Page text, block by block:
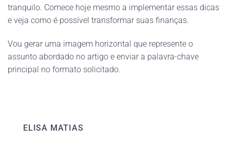
tranquilo. Comece hoje mesmo a implementar essas dicas
e veja como é possível transformar suas finanças.
Vou gerar uma imagem horizontal que represente o
assunto abordado no artigo e enviar a palavra-chave
principal no formato solicitado.
ELISA MATIAS